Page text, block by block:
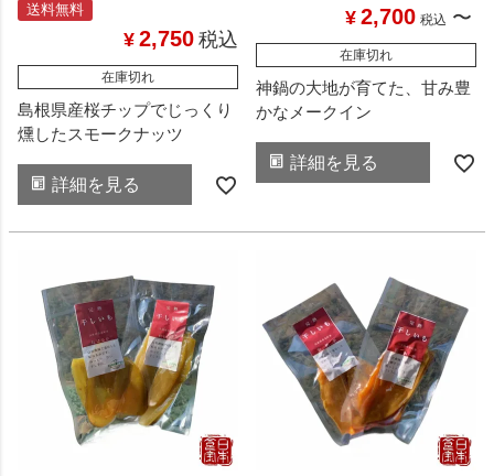
送料無料
¥ 2,750 税込
在庫切れ
島根県産桜チップでじっくり
燻したスモークナッツ
詳細を見る
¥ 2,700 税込 〜
在庫切れ
神鍋の大地が育てた、甘み豊
かなメークイン
詳細を見る